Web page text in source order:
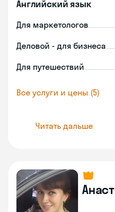
Английский язык
Для маркетологов
Деловой - для бизнеса
Для путешествий
Все услуги и цены (5)
Читать дальше